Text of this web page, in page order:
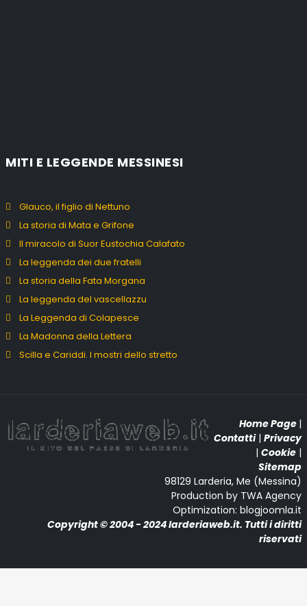
MITI E LEGGENDE MESSINESI
Glauco, il figlio di Nettuno
La storia di Mata e Grifone
Il miracolo di Suor Eustochia Calafato
La leggenda dei due fratelli
La storia della Fata Morgana
La leggenda del vascellazzu
La Leggenda di Colapesce
La Madonna della Lettera
Scilla e Cariddi. I mostri dello stretto
Home Page |
Contatti| Privacy
| Cookie |
Sitemap
98129 Larderia, Me (Messina)
Production by TWA Agency
Optimization: blogjoomla.it
Copyright © 2004 - 2024 larderiaweb.it. Tutti i diritti
riservati